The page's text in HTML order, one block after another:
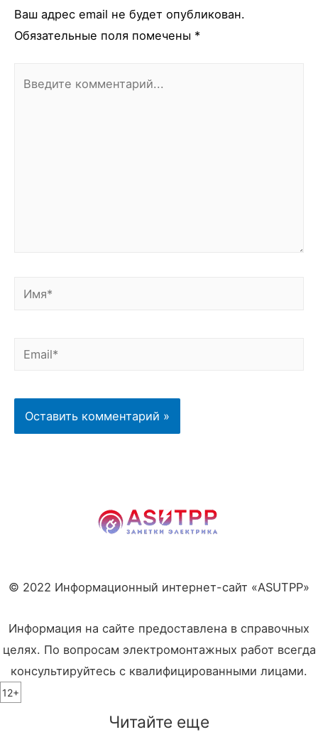
Ваш адрес email не будет опубликован.
Обязательные поля помечены *
комментарий...
Имя*
Email*
© 2022 Информационный интернет-сайт «ASUTPP»
Информация на сайте предоставлена в справочных
целях. По вопросам электромонтажных работ всегда
консультируйтесь с квалифицированными лицами.
12+
Читайте еще